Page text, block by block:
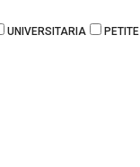
UNIVERSITARIA PETITE